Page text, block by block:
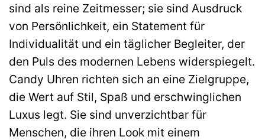
sind als reine Zeitmesser; sie sind Ausdruck
von Persönlichkeit, ein Statement für
Individualität und ein täglicher Begleiter, der
den Puls des modernen Lebens widerspiegelt.
Candy Uhren richten sich an eine Zielgruppe,
die Wert auf Stil, Spaß und erschwinglichen
Luxus legt. Sie sind unverzichtbar für
Menschen, die ihren Look mit einem